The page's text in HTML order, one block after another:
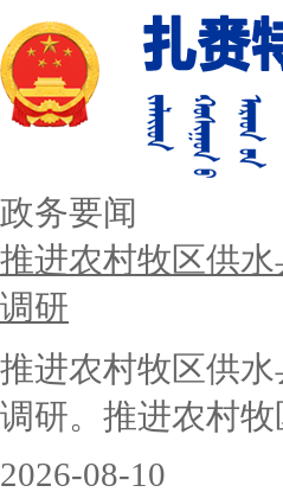
政务要闻
推进农村牧区供
调研
推进农村牧区供
调研。推进农村
2026-08-10